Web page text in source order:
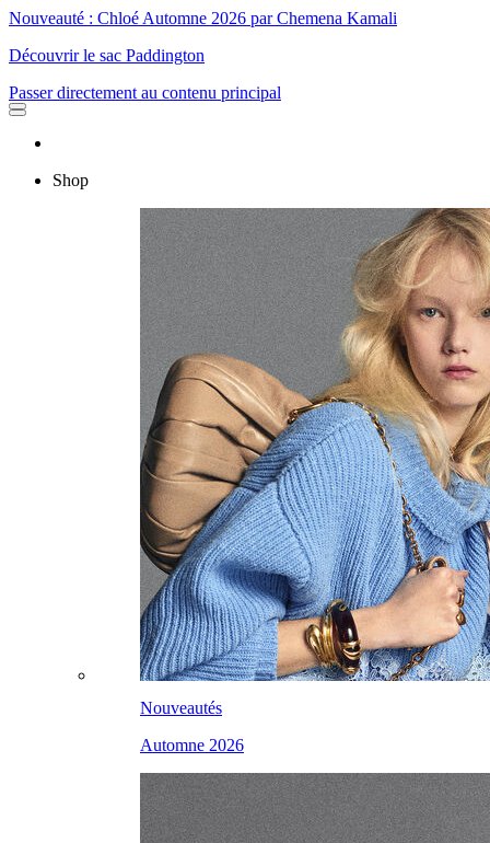
Nouveauté : Chloé Automne 2026 par Chemena Kamali
Découvrir le sac Paddington
Passer directement au contenu principal
Shop
Nouveautés
Automne 2026